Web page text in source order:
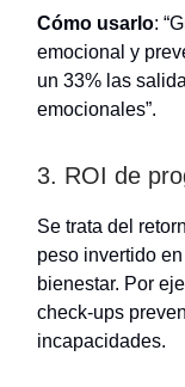
Cómo usarlo:
emocional y
un 33% las
emocionales”.
3. ROI de
Se trata del
peso invertido
bienestar. Por
check-ups
incapacidades.